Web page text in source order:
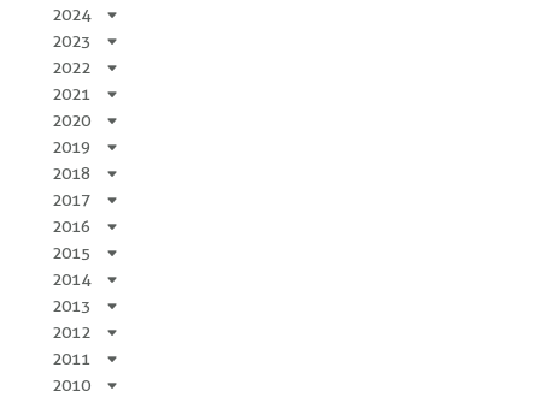
2024
2023
2022
2021
2020
2019
2018
2017
2016
2015
2014
2013
2012
2011
2010